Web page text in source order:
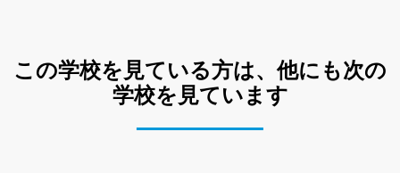
この学校を見ている方は、他にも次の
学校を見ています